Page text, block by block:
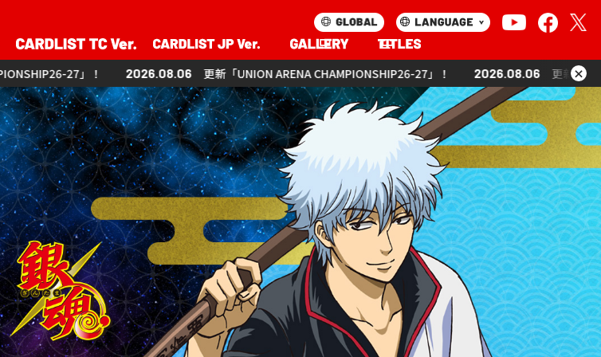
更新「UNION ARENA CHAMPIONSHIP26-27」！ 2026.08.06 更新「UNION ARENA CHAMPIONSHIP26-27」！
×